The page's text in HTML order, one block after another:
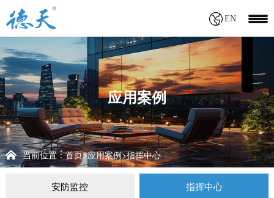
EN
应用案例
当前位置：首页>应用案例>指挥中心
安防监控 指挥中心